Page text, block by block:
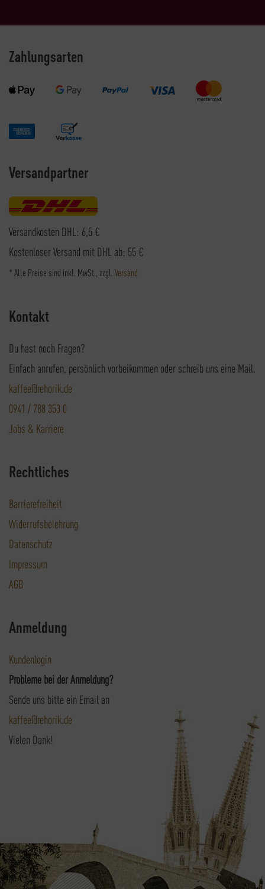
Zahlungsarten
Versandpartner
Versandkosten DHL: 6,5 €
Kostenloser Versand mit DHL ab: 55 €
* Alle Preise sind inkl. MwSt., zzgl. Versand
Kontakt
Du hast noch Fragen?
Einfach anrufen, persönlich vorbeikommen oder schreib uns eine Mail.
kaffee@rehorik.de
0941 / 788 353 0
Jobs & Karriere
Rechtliches
Barrierefreiheit
Widerrufsbelehrung
Datenschutz
Impressum
AGB
Anmeldung
Kundenlogin
Probleme bei der Anmeldung?
Sende uns bitte ein Email an
kaffee@rehorik.de
Vielen Dank!